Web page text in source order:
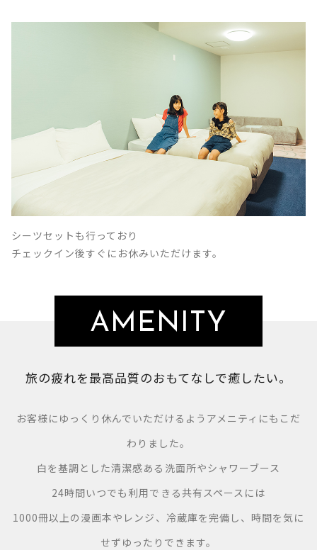
シーツセットも行っており
チェックイン後すぐにお休みいただけます。
AMENITY
旅の疲れを最高品質のおもてなしで癒したい。
お客様にゆっくり休んでいただけるようアメニティにもこだ
わりました。
白を基調とした清潔感ある洗面所やシャワーブース
24時間いつでも利用できる共有スペースには
1000冊以上の漫画本やレンジ、冷蔵庫を完備し、時間を気に
せずゆったりできます。